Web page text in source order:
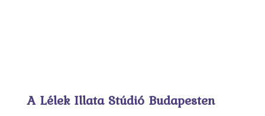
A Lélek Illata Stúdió Budapesten